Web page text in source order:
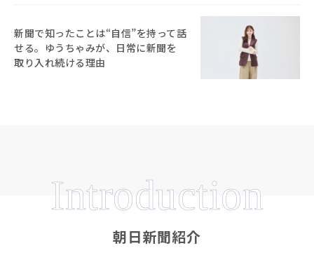
新聞で知ったことは“自信”を持って話
せる。ゆうちゃみが、日常に新聞を
取り入れ続ける理由
Introduction
朝日新聞紹介